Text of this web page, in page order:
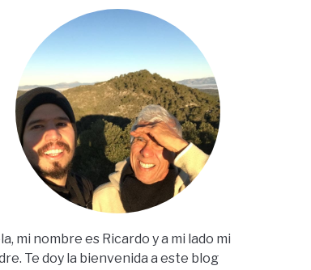
mi nombre es Ricardo y a mi lado mi
Te doy la bienvenida a este blog